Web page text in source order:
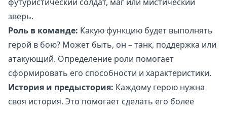
зверь.
Роль в команде: Какую функцию будет выполнять
герой в бою? Может быть, он – танк, поддержка или
атакующий. Определение роли помогает
сформировать его способности и характеристики.
История и предыстория: Каждому герою нужна
своя история. Это помогает сделать его более